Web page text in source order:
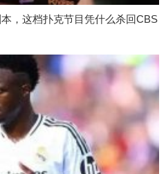
，这档扑克节目凭什么杀回CBS